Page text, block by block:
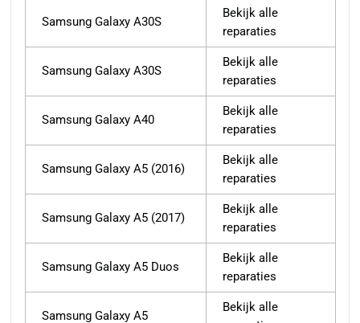
Samsung Galaxy A30S
Bekijk alle
reparaties
Samsung Galaxy A30S
Bekijk alle
reparaties
Samsung Galaxy A40
Bekijk alle
reparaties
Samsung Galaxy A5 (2016)
Bekijk alle
reparaties
Samsung Galaxy A5 (2017)
Bekijk alle
reparaties
Samsung Galaxy A5 Duos
Bekijk alle
reparaties
Samsung Galaxy A5
Bekijk alle